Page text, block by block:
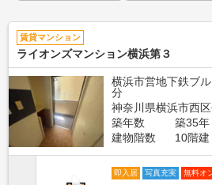
賃貸マンション
ライオンズマンション横浜第３
横浜市営地下鉄ブ
分
神奈川県横浜市西
築年数
築35年
建物階数
10階建
即入居 写真充実 無料オ